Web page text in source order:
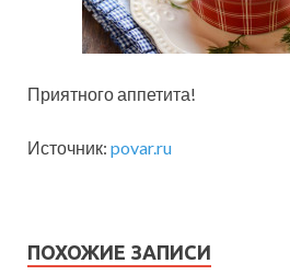
Приятного аппетита!
Источник: povar.ru
ПОХОЖИЕ ЗАПИСИ